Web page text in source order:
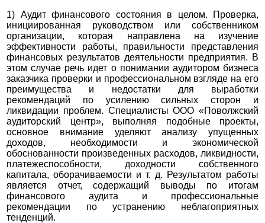
1) Аудит финансового состояния в целом. Проверка,
инициированная руководством или собственником
организации, которая направлена на изучение
эффективности работы, правильности представления
финансовых результатов деятельности предприятия. В
этом случае речь идет о понимании аудитором бизнеса
заказчика проверки и профессиональном взгляде на его
преимущества и недостатки для выработки
рекомендаций по усилению сильных сторон и
ликвидации проблем. Специалисты ООО «Поволжский
аудиторский центр», выполняя подобные проекты,
основное внимание уделяют анализу упущенных
доходов, необходимости и экономической
обоснованности произведенных расходов, ликвидности,
платежеспособности, доходности собственного
капитала, оборачиваемости и т. д. Результатом работы
является отчет, содержащий выводы по итогам
финансового аудита и профессиональные
рекомендации по устранению неблагоприятных
тенденций.